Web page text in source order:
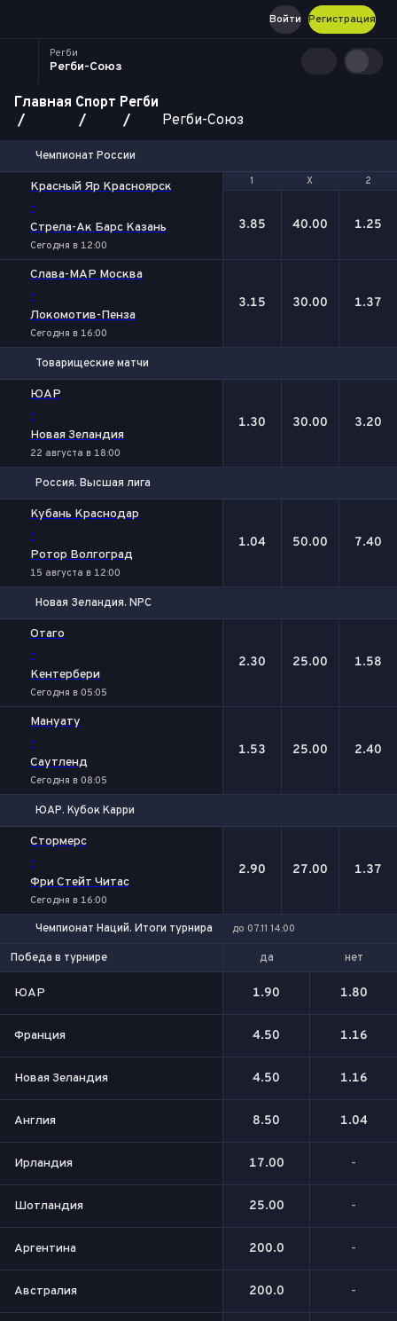
Регистрация
Войти
Регби
Регби-Союз
Главная Спорт Регби
Регби-Союз
Чемпионат России
1 Х 2
Красный Яр Красноярск
-
Стрела-Ак Барс Казань
Сегодня в 12:00
1 Х 2
3.85 40.00 1.25
Слава-МАР Москва
-
Локомотив-Пенза
Сегодня в 16:00
3.15 30.00 1.37
Товарищеские матчи
ЮАР
-
Новая Зеландия
22 августа в 18:00
1.30 30.00 3.20
Россия. Высшая лига
Кубань Краснодар
-
Ротор Волгоград
15 августа в 12:00
1.04 50.00 7.40
Новая Зеландия. NPC
Отаго
-
Кентербери
Сегодня в 05:05
2.30 25.00 1.58
Мануату
-
Саутленд
Сегодня в 08:05
1.53 25.00 2.40
ЮАР. Кубок Карри
Стормерс
-
Фри Стейт Читас
Сегодня в 16:00
2.90 27.00 1.37
Чемпионат Наций. Итоги турнира до 07.11 14:00
Победа в турнире да нет
ЮАР 1.90 1.80
Франция 4.50 1.16
Новая Зеландия 4.50 1.16
Англия 8.50 1.04
Ирландия 17.00 -
Шотландия 25.00 -
Аргентина 200.0 -
Австралия 200.0 -